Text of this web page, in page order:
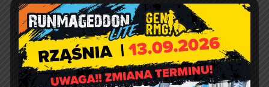
e-doręczenia:AE:PL-57726-56911-GBSAJ-23
adres email:gmina@rzasnia.pl
tel. 44 631-71-22 (biuro podawcze)